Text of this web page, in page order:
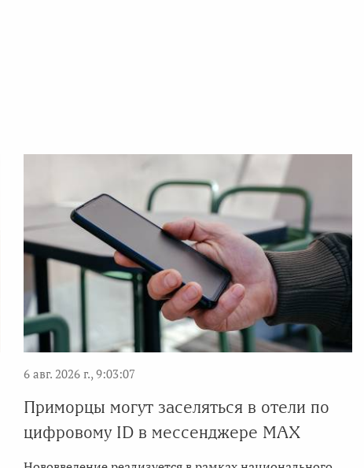
6 авг. 2026 г., 9:03:07
Приморцы могут заселяться в отели по
цифровому ID в мессенджере MAX